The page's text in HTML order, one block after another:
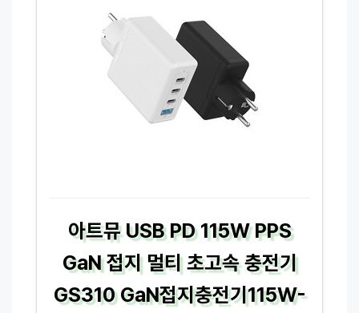
아트뮤 USB PD 115W PPS
GaN 접지 멀티 초고속 충전기
GS310 GaN접지충전기115W-